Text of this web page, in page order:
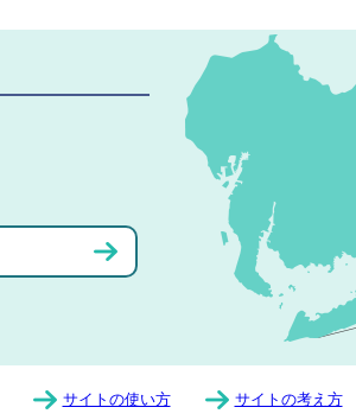
サイトの使い方 サイトの考え方